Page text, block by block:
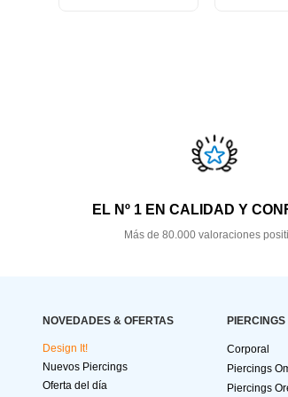
EL Nº 1 EN CALIDAD Y
Más de 80.000 valoraciones
NOVEDADES & OFERTAS
Design It!
Nuevos Piercings
Oferta del día
PIERCINGS
Corporal
Piercings
Piercings